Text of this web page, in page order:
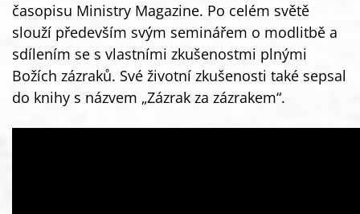
časopisu Ministry Magazine. Po celém světě
slouží především svým seminářem o modlitbě a
sdílením se s vlastními zkušenostmi plnými
Božích zázraků. Své životní zkušenosti také sepsal
do knihy s názvem „Zázrak za zázrakem“.